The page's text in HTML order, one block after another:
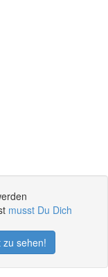
musst Du Dich
sehen!